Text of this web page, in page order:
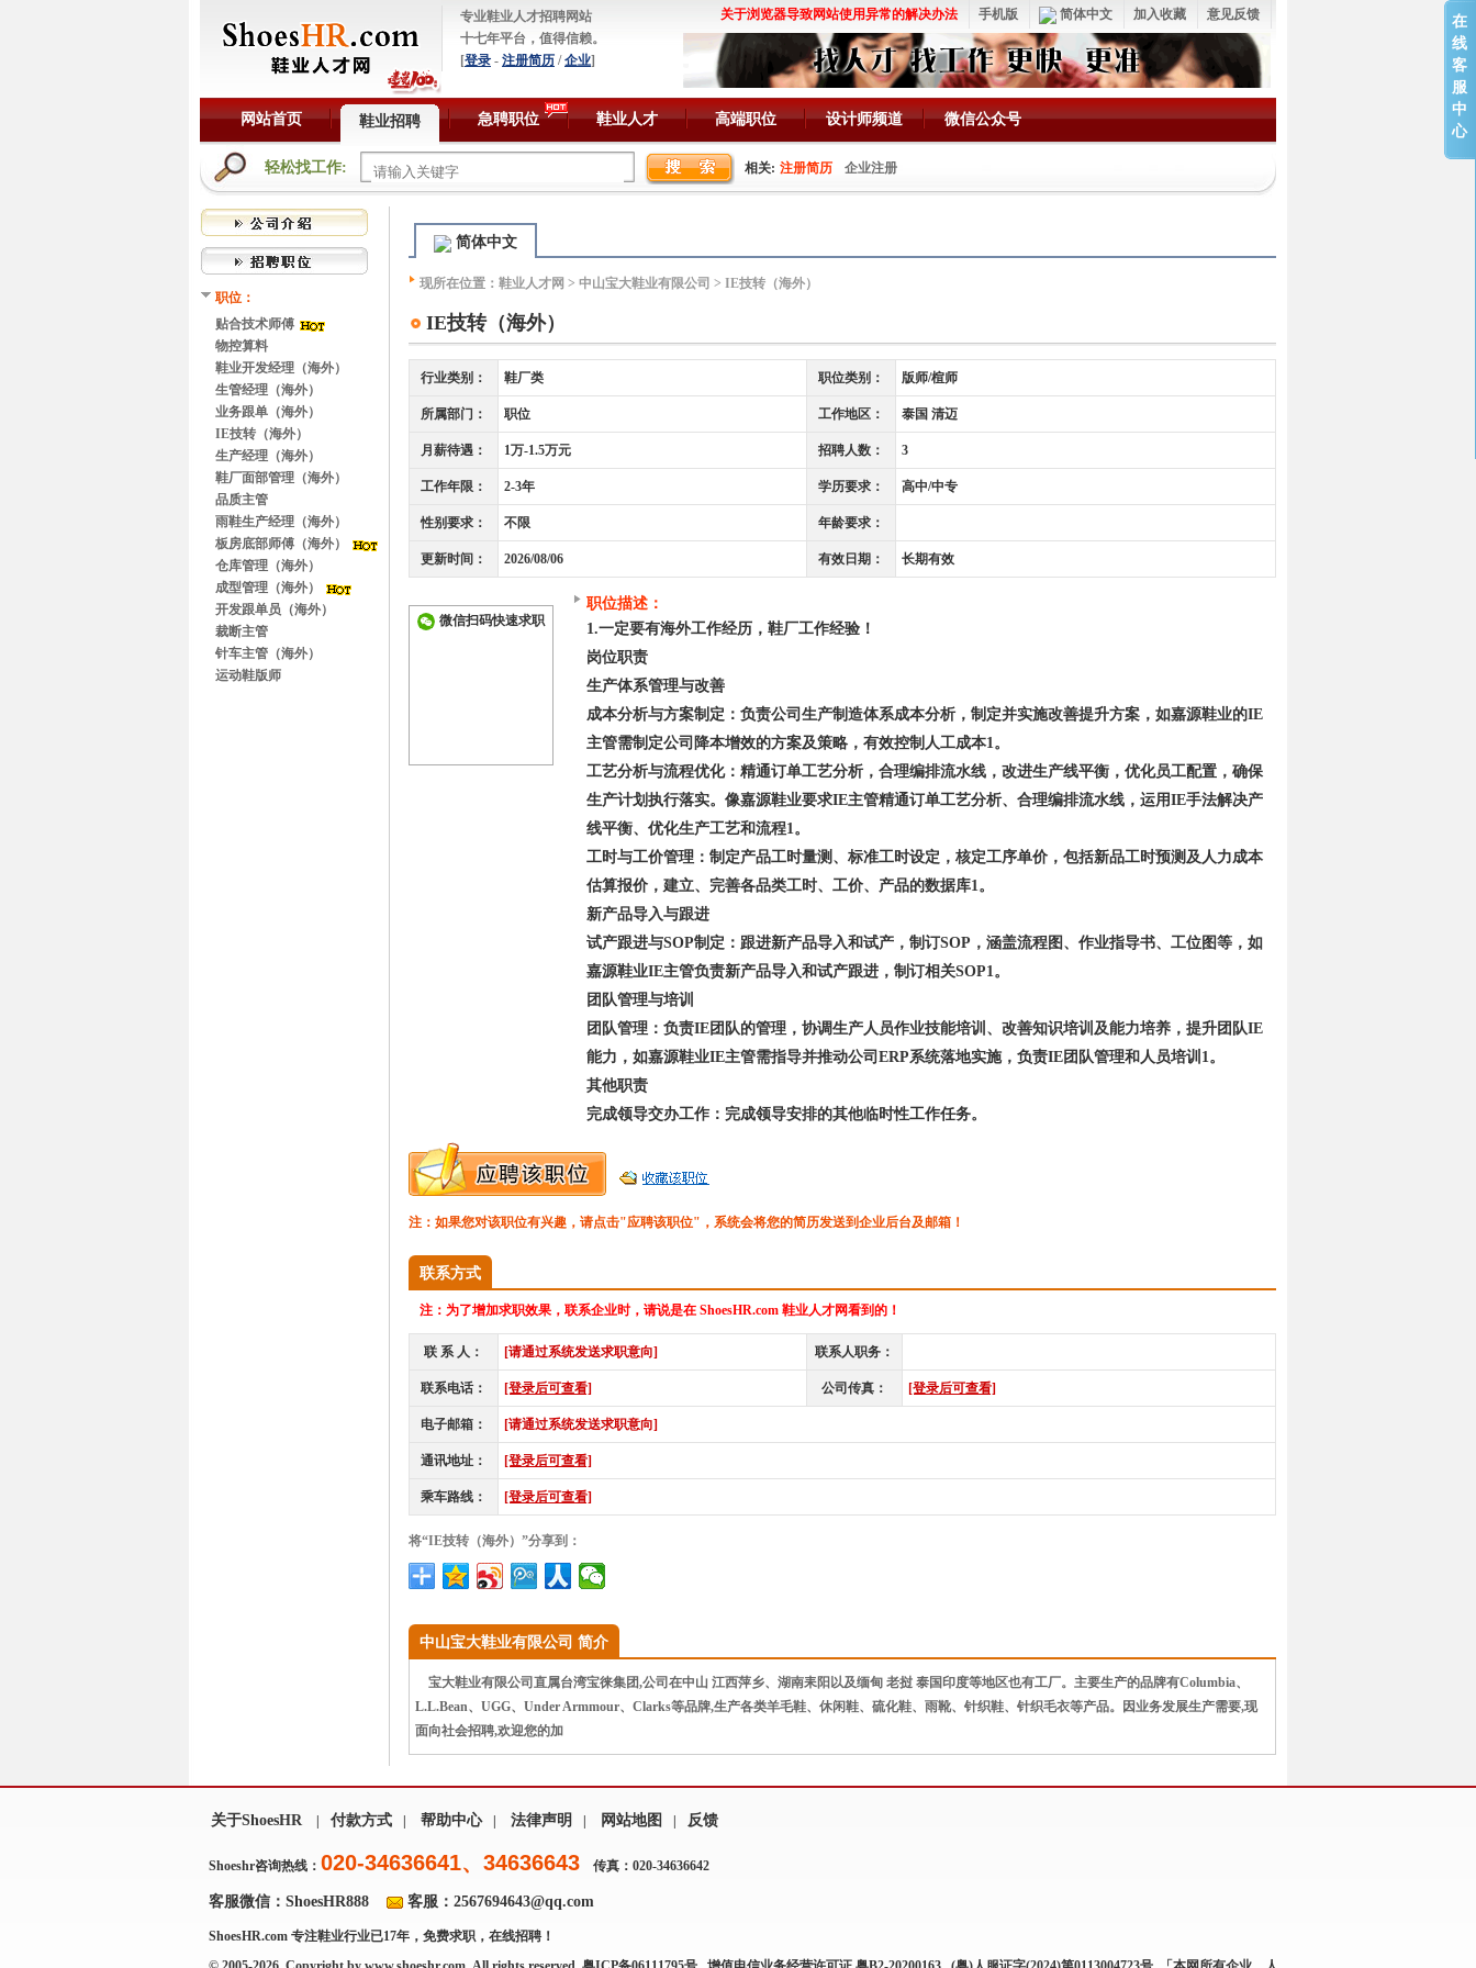
专业鞋业人才招聘网站
十七年平台，值得信赖。
[登录 - 注册简历 /企业]
意见反馈
加入收藏
简体中文
手机版
关于浏览器导致网站使用异常的解决办法
网站首页 鞋业招聘 急聘职位 鞋业人才 高端职位 设计师频道 微信公众号
轻松找工作: 相关: 注册简历 企业注册
简体中文
现所在位置： 鞋业人才网 > 中山宝大鞋业有限公司 > IE技转（海外）
IE技转（海外）
行业类别： 鞋厂类 职位类别： 版师/楦师
所属部门： 职位 工作地区： 泰国 清迈
月薪待遇： 1万-1.5万元 招聘人数： 3
工作年限： 2-3年 学历要求： 高中/中专
性别要求： 不限 年龄要求：
更新时间： 2026/08/06 有效日期： 长期有效
微信扫码快速求职
职位描述：
1.一定要有海外工作经历，鞋厂工作经验！
岗位职责
生产体系管理与改善
成本分析与方案制定：负责公司生产制造体系成本分析，制定并实施改善提升方案，如嘉源鞋业的IE
主管需制定公司降本增效的方案及策略，有效控制人工成本1。
工艺分析与流程优化：精通订单工艺分析，合理编排流水线，改进生产线平衡，优化员工配置，确保
生产计划执行落实。像嘉源鞋业要求IE主管精通订单工艺分析、合理编排流水线，运用IE手法解决产
线平衡、优化生产工艺和流程1。
工时与工价管理：制定产品工时量测、标准工时设定，核定工序单价，包括新品工时预测及人力成本
估算报价，建立、完善各品类工时、工价、产品的数据库1。
新产品导入与跟进
试产跟进与SOP制定：跟进新产品导入和试产，制订SOP，涵盖流程图、作业指导书、工位图等，如
嘉源鞋业IE主管负责新产品导入和试产跟进，制订相关SOP1。
团队管理与培训
团队管理：负责IE团队的管理，协调生产人员作业技能培训、改善知识培训及能力培养，提升团队IE
能力，如嘉源鞋业IE主管需指导并推动公司ERP系统落地实施，负责IE团队管理和人员培训1。
其他职责
完成领导交办工作：完成领导安排的其他临时性工作任务。
注：如果您对该职位有兴趣，请点击"应聘该职位"，系统会将您的简历发送到企业后台及邮箱！
联系方式
注： 为了增加求职效果，联系企业时，请说是在 ShoesHR.com 鞋业人才网看到的！
联 系 人： [请通过系统发送求职意向] 联系人职务：
联系电话： [登录后可查看] 公司传真： [登录后可查看]
电子邮箱： [请通过系统发送求职意向]
通讯地址： [登录后可查看]
乘车路线： [登录后可查看]
将“IE技转（海外）”分享到：
中山宝大鞋业有限公司 简介
宝大鞋业有限公司直属台湾宝徕集团,公司在中山 江西萍乡、湖南耒阳以及缅甸 老挝 泰国印度等地区也有工厂。主要生产的品牌有Columbia、
L.L.Bean、UGG、Under Armmour、Clarks等品牌,生产各类羊毛鞋、休闲鞋、硫化鞋、雨靴、针织鞋、针织毛衣等产品。因业务发展生产需要,现
面向社会招聘,欢迎您的加
职位：
贴合技术师傅
物控算料
鞋业开发经理（海外）
生管经理（海外）
业务跟单（海外）
IE技转（海外）
生产经理（海外）
鞋厂面部管理（海外）
品质主管
雨鞋生产经理（海外）
板房底部师傅（海外）
仓库管理（海外）
成型管理（海外）
开发跟单员（海外）
裁断主管
针车主管（海外）
运动鞋版师
在
线
客
服
中
心
关于ShoesHR 付款方式 帮助中心 法律声明 网站地图 反馈
Shoeshr咨询热线： 020-34636641、34636643 传真：020-34636642
客服微信：ShoesHR888 客服：2567694643@qq.com
ShoesHR.com 专注鞋业行业已17年，免费求职，在线招聘！